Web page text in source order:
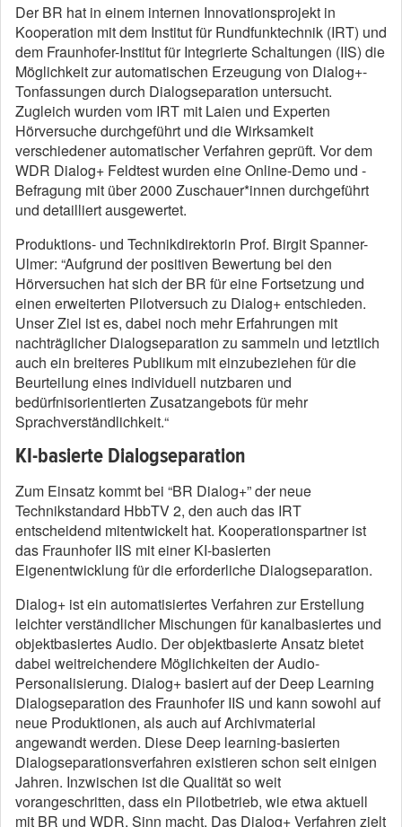
Der BR hat in einem internen Innovationsprojekt in
Kooperation mit dem Institut für Rundfunktechnik (IRT) und
dem Fraunhofer-Institut für Integrierte Schaltungen (IIS) die
Möglichkeit zur automatischen Erzeugung von Dialog+-
Tonfassungen durch Dialogseparation untersucht.
Zugleich wurden vom IRT mit Laien und Experten
Hörversuche durchgeführt und die Wirksamkeit
verschiedener automatischer Verfahren geprüft. Vor dem
WDR Dialog+ Feldtest wurden eine Online-Demo und -
Befragung mit über 2000 Zuschauer*innen durchgeführt
und detailliert ausgewertet.
Produktions- und Technikdirektorin Prof. Birgit Spanner-
Ulmer: “Aufgrund der positiven Bewertung bei den
Hörversuchen hat sich der BR für eine Fortsetzung und
einen erweiterten Pilotversuch zu Dialog+ entschieden.
Unser Ziel ist es, dabei noch mehr Erfahrungen mit
nachträglicher Dialogseparation zu sammeln und letztlich
auch ein breiteres Publikum mit einzubeziehen für die
Beurteilung eines individuell nutzbaren und
bedürfnisorientierten Zusatzangebots für mehr
Sprachverständlichkeit.“
KI-basierte Dialogseparation
Zum Einsatz kommt bei “BR Dialog+” der neue
Technikstandard HbbTV 2, den auch das IRT
entscheidend mitentwickelt hat. Kooperationspartner ist
das Fraunhofer IIS mit einer KI-basierten
Eigenentwicklung für die erforderliche Dialogseparation.
Dialog+ ist ein automatisiertes Verfahren zur Erstellung
leichter verständlicher Mischungen für kanalbasiertes und
objektbasiertes Audio. Der objektbasierte Ansatz bietet
dabei weitreichendere Möglichkeiten der Audio-
Personalisierung. Dialog+ basiert auf der Deep Learning
Dialogseparation des Fraunhofer IIS und kann sowohl auf
neue Produktionen, als auch auf Archivmaterial
angewandt werden. Diese Deep learning-basierten
Dialogseparationsverfahren existieren schon seit einigen
Jahren. Inzwischen ist die Qualität so weit
vorangeschritten, dass ein Pilotbetrieb, wie etwa aktuell
mit BR und WDR, Sinn macht. Das Dialog+ Verfahren zielt